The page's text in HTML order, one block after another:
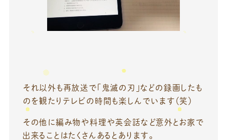
それ以外も再放送で「鬼滅の刃」などの録画したも
のを観たりテレビの時間も楽しんでいます（笑）
その他に編み物や料理や英会話など意外とお家で
出来ることはたくさんあるとあります。